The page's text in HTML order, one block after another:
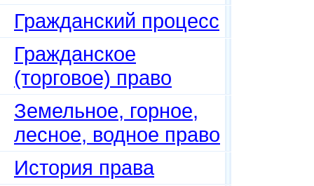
Гражданский процесс
Гражданское
(торговое) право
Земельное, горное,
лесное, водное право
История права